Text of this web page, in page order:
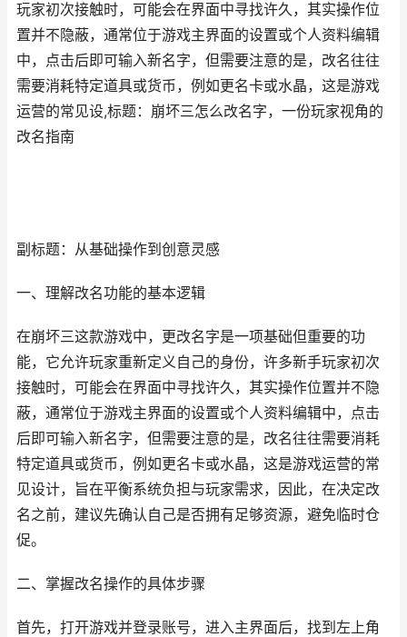
玩家初次接触时，可能会在界面中寻找许久，其实操作位
置并不隐蔽，通常位于游戏主界面的设置或个人资料编辑
中，点击后即可输入新名字，但需要注意的是，改名往往
需要消耗特定道具或货币，例如更名卡或水晶，这是游戏
运营的常见设,标题：崩坏三怎么改名字，一份玩家视角的
改名指南
副标题：从基础操作到创意灵感
一、理解改名功能的基本逻辑
在崩坏三这款游戏中，更改名字是一项基础但重要的功
能，它允许玩家重新定义自己的身份，许多新手玩家初次
接触时，可能会在界面中寻找许久，其实操作位置并不隐
蔽，通常位于游戏主界面的设置或个人资料编辑中，点击
后即可输入新名字，但需要注意的是，改名往往需要消耗
特定道具或货币，例如更名卡或水晶，这是游戏运营的常
见设计，旨在平衡系统负担与玩家需求，因此，在决定改
名之前，建议先确认自己是否拥有足够资源，避免临时仓
促。
二、掌握改名操作的具体步骤
首先，打开游戏并登录账号，进入主界面后，找到左上角